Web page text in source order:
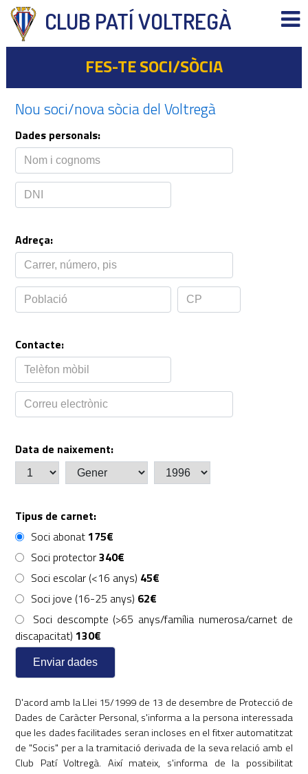
CLUB PATÍ VOLTREGÀ
FES-TE SOCI/SÒCIA
Nou soci/nova sòcia del Voltregà
Dades personals:
Adreça:
Contacte:
Data de naixement:
Tipus de carnet:
Soci abonat175€
Soci protector340€
Soci escolar (<16 anys) 45€
Soci jove (16-25 anys) 62€
Soci descompte (>65 anys/família numerosa/carnet de
discapacitat) 130€
D'acord amb la Llei 15/1999 de 13 de desembre de Protecció de
Dades de Caràcter Personal, s'informa a la persona interessada
que les dades facilitades seran incloses en el fitxer automatitzat
de "Socis" per a la tramitació derivada de la seva relació amb el
Club Patí Voltregà. Així mateix, s'informa de la possibilitat